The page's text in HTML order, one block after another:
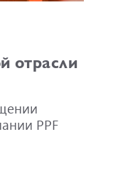
отрасли
PPF